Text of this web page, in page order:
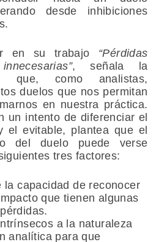
desde inhibiciones
en su trabajo “Pérdidas
, señala la
que, como analistas,
duelos que nos permitan
en nuestra práctica.
un intento de diferenciar el
el evitable, plantea que el
del duelo puede verse
tres factores:
la capacidad de reconocer
que tienen algunas
a la naturaleza
analítica para que